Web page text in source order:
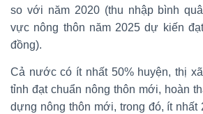
so với năm 2020 (thu nhập bình
vực nông thôn năm 2025 dự kiến
đồng).
Cả nước có ít nhất 50% huyện, thị
tỉnh đạt chuẩn nông thôn mới, hoàn
dựng nông thôn mới, trong đó, ít nhất